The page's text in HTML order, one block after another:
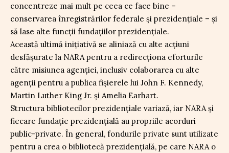
concentreze mai mult pe ceea ce face bine –
conservarea înregistrărilor federale și prezidențiale – și
să lase alte funcții fundațiilor prezidențiale.
Această ultimă inițiativă se aliniază cu alte acțiuni
desfășurate la NARA pentru a redirecționa eforturile
către misiunea agenției, inclusiv colaborarea cu alte
agenții pentru a publica fișierele lui John F. Kennedy,
Martin Luther King Jr. și Amelia Earhart.
Structura bibliotecilor prezidențiale variază, iar NARA și
fiecare fundație prezidențială au propriile acorduri
public-private. În general, fondurile private sunt utilizate
pentru a crea o bibliotecă prezidențială, pe care NARA o